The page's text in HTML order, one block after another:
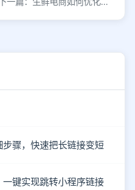
骤，快速把长链接变短
键实现跳转小程序链接